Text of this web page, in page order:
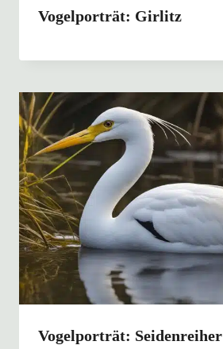
Vogelporträt: Girlitz
Vogelporträt: Seidenreiher